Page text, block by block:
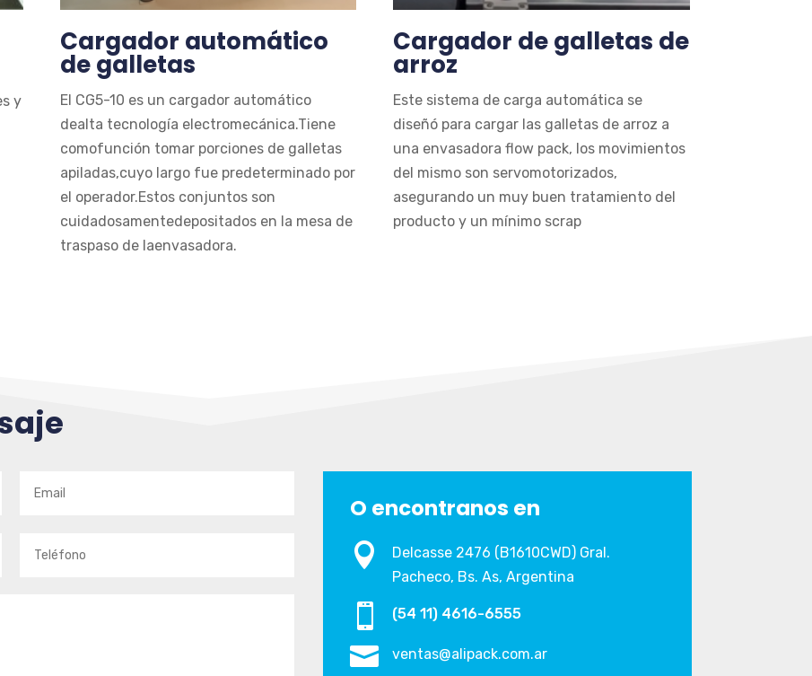
y
Cargador automático
de galletas
El CG5-10 es un cargador automático
dealta tecnología electromecánica.Tiene
comofunción tomar porciones de galletas
apiladas,cuyo largo fue predeterminado por
el operador.Estos conjuntos son
cuidadosamentedepositados en la mesa de
traspaso de laenvasadora.
Cargador de galletas de
arroz
Este sistema de carga automática se
diseñó para cargar las galletas de arroz a
una envasadora flow pack, los movimientos
del mismo son servomotorizados,
asegurando un muy buen tratamiento del
producto y un mínimo scrap
O encontranos en

Delcasse 2476 (B1610CWD) Gral.
Pacheco, Bs. As, Argentina
 (54 11) 4616-6555
 ventas@alipack.com.ar